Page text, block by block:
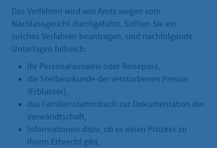
Das Verfahren wird von Amts wegen vom
Nachlassgericht durchgeführt. Sollten Sie ein
solches Verfahren beantragen, sind nachfolgende
Unterlagen hilfreich:
Ihr Personalausweis oder Reisepass,
die Sterbeurkunde der verstorbenen Person
(Erblasser),
das Familienstammbuch zur Dokumentation der
Verwandtschaft,
Informationen dazu, ob es einen Prozess zu
Ihrem Erbrecht gibt,